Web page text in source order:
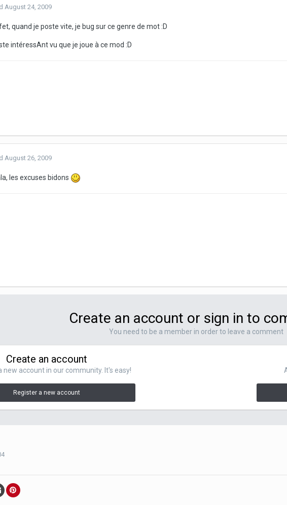
August 24, 2009
quand je poste vite, je bug sur ce genre de mot :D
intéressAnt vu que je joue à ce mod :D
August 26, 2009
les excuses bidons
Create an account or sign in to
You need to be a member in order to leave a comment
Create an account
new account in our community. It's easy!
Register a new account